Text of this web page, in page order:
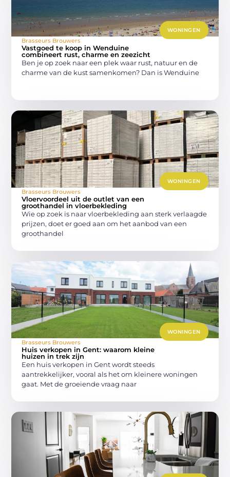
WONINGEN
Brasseurs Brouwers
Vastgoed te koop in Wenduine
combineert rust, charme en zeezicht
Ben je op zoek naar een plek waar rust, natuur en de
charme van de kust samenkomen? Dan is Wenduine
WONINGEN
Brasseurs Brouwers
Vloervoordeel uit de outlet van een
groothandel in vloerbekleding
Wie op zoek is naar vloerbekleding aan sterk verlaagde
prijzen, doet er goed aan om het aanbod van een
groothandel
WONINGEN
Brasseurs Brouwers
Huis verkopen in Gent: waarom kleine
huizen in trek zijn
Een huis verkopen in Gent wordt steeds
aantrekkelijker, vooral als het om kleinere woningen
gaat. Met de groeiende vraag naar